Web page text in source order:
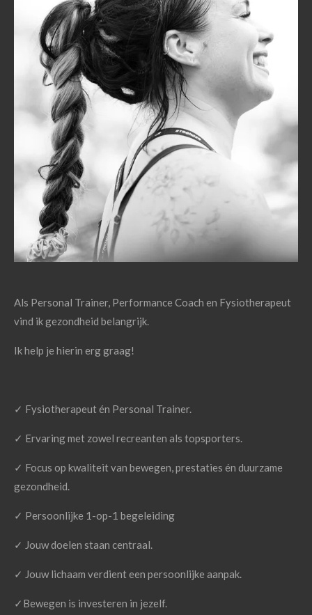
Als Personal Trainer, Performance Coach en Fysiotherapeut
vind ik gezondheid belangrijk.
Ik help je hierin erg graag!
✓ Fysiotherapeut én Personal Trainer.
✓ Ervaring met zowel recreanten als topsporters.
✓ Focus op kwaliteit van bewegen, prestaties én duurzame
gezondheid.
✓ Persoonlijke 1-op-1 begeleiding
✓ Jouw doelen staan centraal.
✓ Jouw lichaam verdient een persoonlijke aanpak.
✓Bewegen is investeren in jezelf.